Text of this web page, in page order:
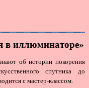
в иллюминаторе»
об истории покорения
спутника до
с мастер-классом.